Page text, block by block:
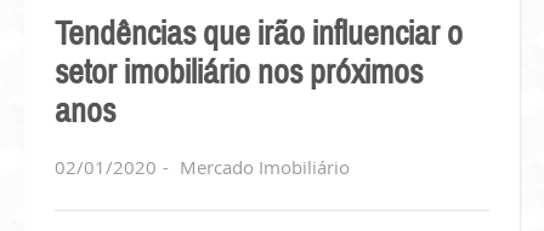
Tendências que irão influenciar o
setor imobiliário nos próximos
anos
02/01/2020 Mercado Imobiliário